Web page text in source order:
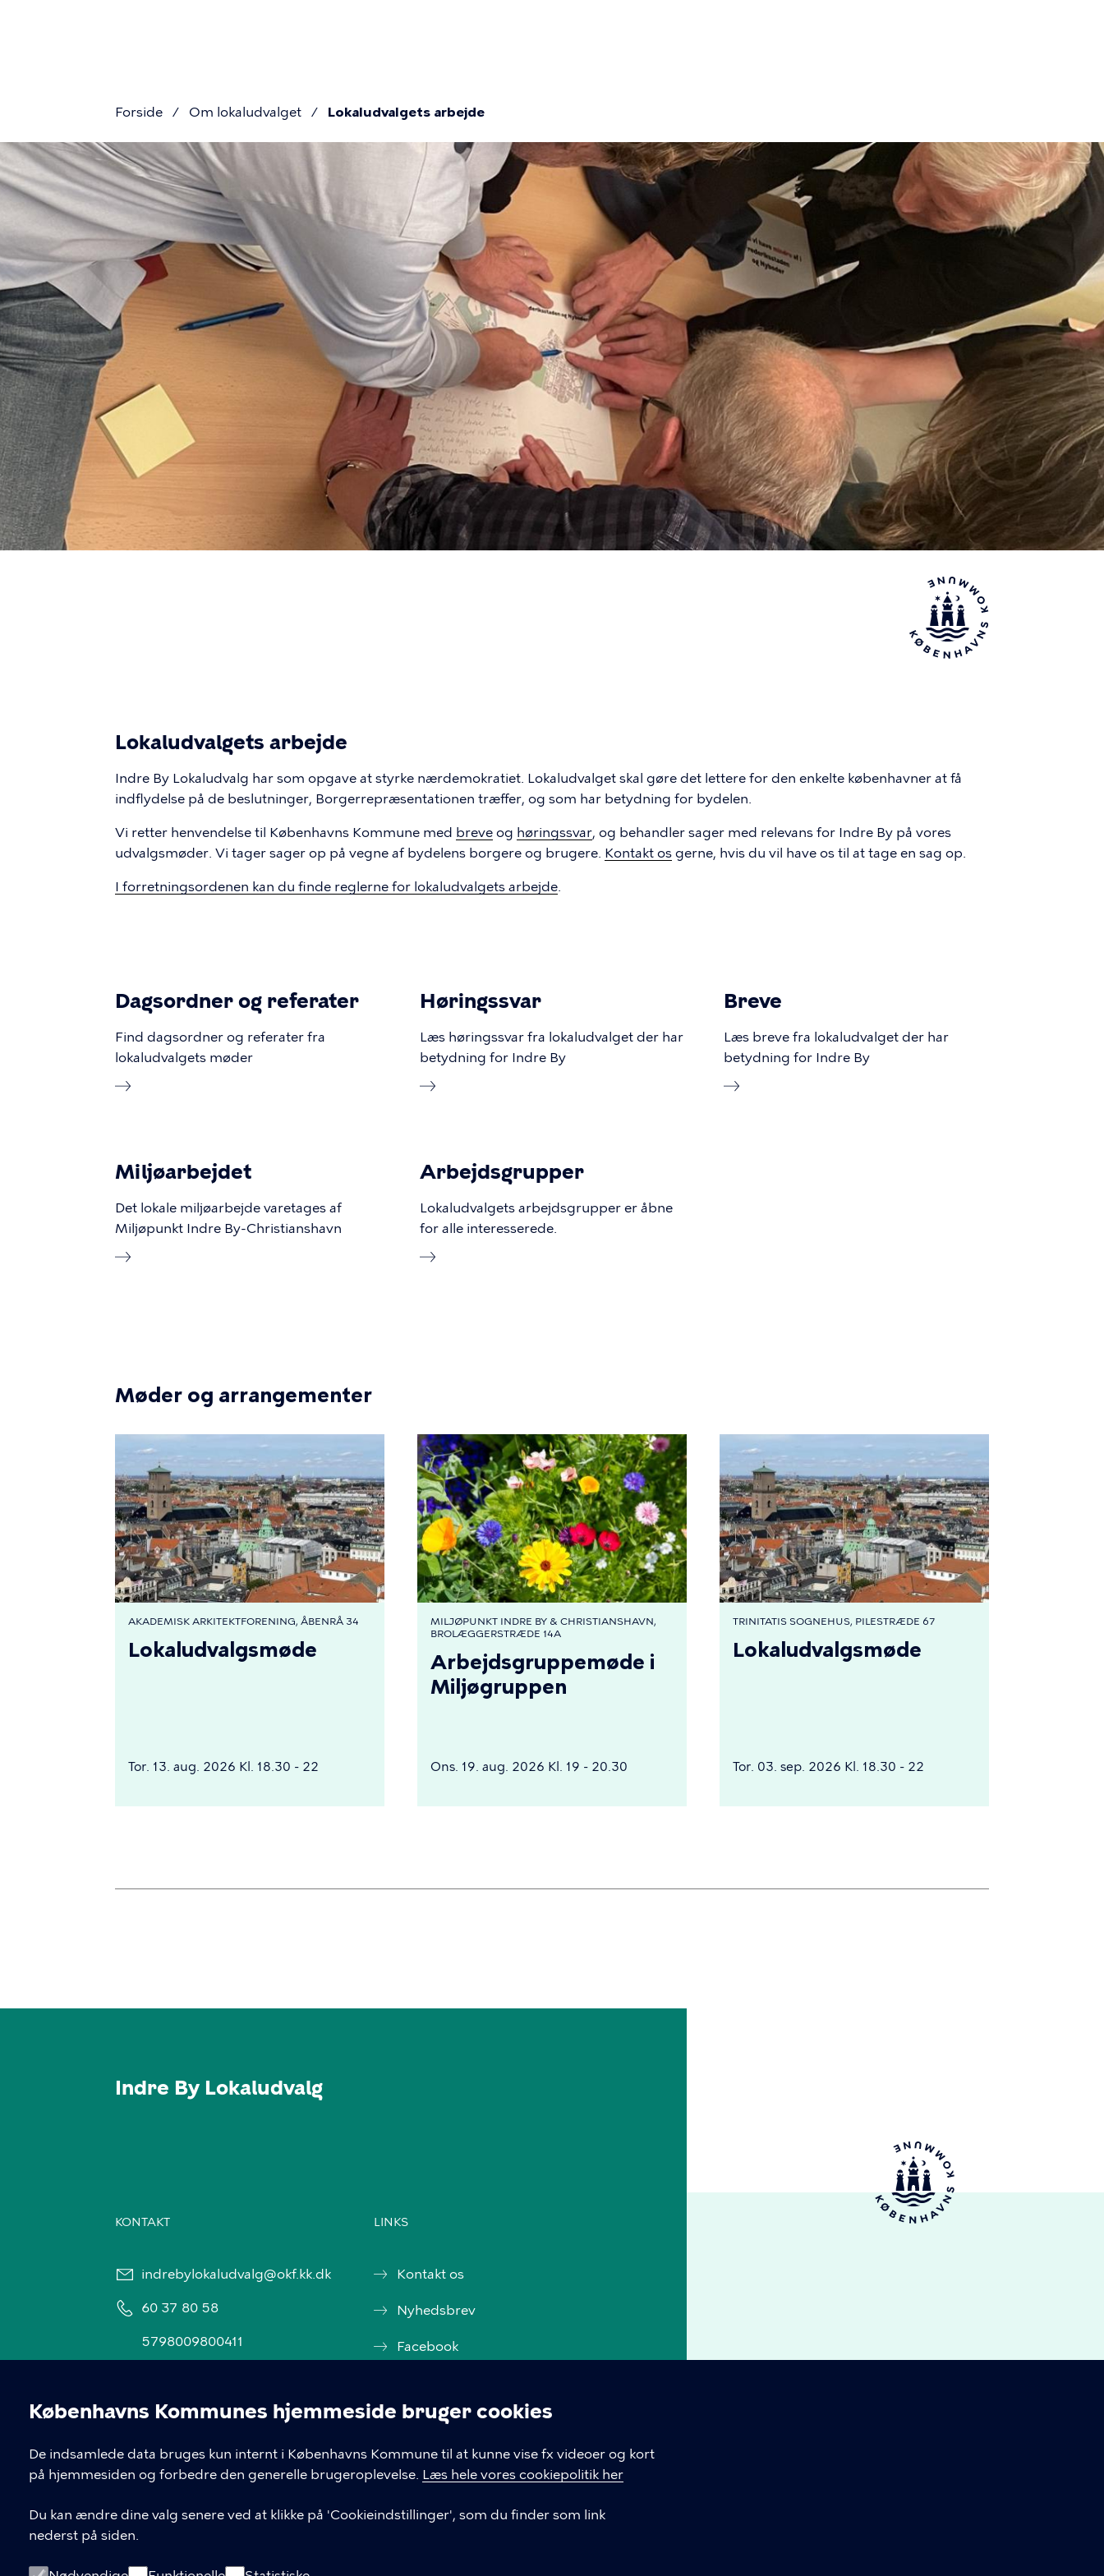
Cookieindstillinger
Københavns Kommunes hjemmeside bruger cookies
De indsamlede data bruges kun internt i Københavns Kommune til at kunne vise fx videoer og kort
på hjemmesiden og forbedre den generelle brugeroplevelse. Læs hele vores cookiepolitik her
Du kan ændre dine valg senere ved at klikke på 'Cookieindstillinger', som du finder som link
nederst på siden.
Brødkrumme
Forside Om lokaludvalget Lokaludvalgets arbejde
Lokaludvalgets
arbejde
Lokaludvalgets arbejde
Indre By Lokaludvalg har som opgave at styrke nærdemokratiet. Lokaludvalget skal gøre det lettere for den enkelte københavner at få
indflydelse på de beslutninger, Borgerrepræsentationen træffer, og som har betydning for bydelen.
Vi retter henvendelse til Københavns Kommune med breve og høringssvar, og behandler sager med relevans for Indre By på vores
udvalgsmøder. Vi tager sager op på vegne af bydelens borgere og brugere. Kontakt os gerne, hvis du vil have os til at tage en sag op.
I forretningsordenen kan du finde reglerne for lokaludvalgets arbejde.
Dagsordner og referater
Find dagsordner og referater fra
lokaludvalgets møder
Høringssvar
Læs høringssvar fra lokaludvalget der har
betydning for Indre By
Breve
Læs breve fra lokaludvalget der har
betydning for Indre By
Miljøarbejdet
Det lokale miljøarbejde varetages af
Miljøpunkt Indre By-Christianshavn
Arbejdsgrupper
Lokaludvalgets arbejdsgrupper er åbne
for alle interesserede.
Møder og arrangementer
AKADEMISK ARKITEKTFORENING, ÅBENRÅ 34
Lokaludvalgsmøde
Tor. 13. aug. 2026 Kl. 18.30 - 22
MILJØPUNKT INDRE BY & CHRISTIANSHAVN,
BROLÆGGERSTRÆDE 14A
Arbejdsgruppemøde i
Miljøgruppen
Ons. 19. aug. 2026 Kl. 19 - 20.30
TRINITATIS SOGNEHUS, PILESTRÆDE 67
Lokaludvalgsmøde
Tor. 03. sep. 2026 Kl. 18.30 - 22
Indre By Lokaludvalg
KONTAKT
indrebylokaludvalg@okf.kk.dk
60 37 80 58
5798009800411
LINKS
Kontakt os
Nyhedsbrev
Facebook
Databeskyttelse
Tilgængelighedserklæring